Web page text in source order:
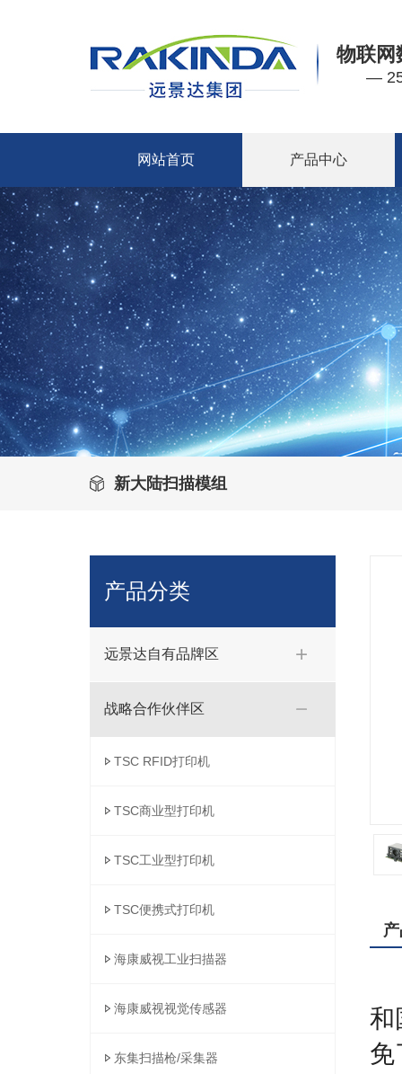
物联网
—
网站首页 产品中心
新大陆扫描模组
产品分类
远景达自有品牌区
战略合作伙伴区
TSC RFID打印机
TSC商业型打印机
TSC工业型打印机
TSC便携式打印机
海康威视工业扫描器
海康威视视觉传感器
东集扫描枪/采集器
和
免